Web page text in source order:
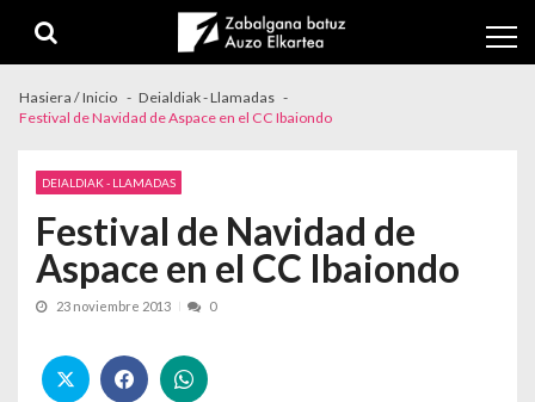
Hasiera / Inicio
Deialdiak - Llamadas
Festival de Navidad de Aspace en el CC Ibaiondo
DEIALDIAK - LLAMADAS
Festival de Navidad de
Aspace en el CC Ibaiondo
23 noviembre 2013 0